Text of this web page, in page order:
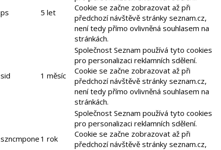
ps 5 let
Cookie se začne zobrazovat až při
předchozí návštěvě stránky seznam.cz,
není tedy přímo ovlivněná souhlasem na
stránkách.
sid 1 měsíc
Společnost Seznam používá tyto cookies
pro personalizaci reklamních sdělení.
Cookie se začne zobrazovat až při
předchozí návštěvě stránky seznam.cz,
není tedy přímo ovlivněná souhlasem na
stránkách.
szncmpone 1 rok
Společnost Seznam používá tyto cookies
pro personalizaci reklamních sdělení.
Cookie se začne zobrazovat až při
předchozí návštěvě stránky seznam.cz,